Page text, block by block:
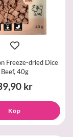
Freeze-dried Dice
Beef, 40g
kr
Köp